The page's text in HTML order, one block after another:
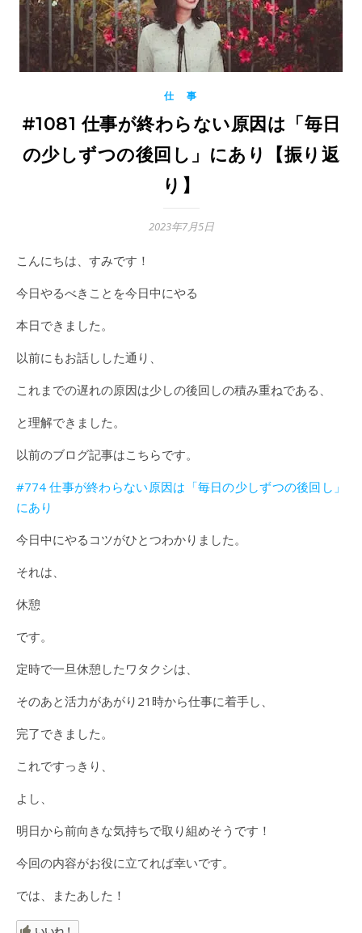
仕 事
#1081 仕事が終わらない原因は「毎日
の少しずつの後回し」にあり【振り返
り】
2023年7月5日
こんにちは、すみです！
今日やるべきことを今日中にやる
本日できました。
以前にもお話しした通り、
これまでの遅れの原因は少しの後回しの積み重ねである、
と理解できました。
以前のブログ記事はこちらです。
#774 仕事が終わらない原因は「毎日の少しずつの後回し」
にあり
今日中にやるコツがひとつわかりました。
それは、
休憩
です。
定時で一旦休憩したワタクシは、
そのあと活力があがり21時から仕事に着手し、
完了できました。
これですっきり、
よし、
明日から前向きな気持ちで取り組めそうです！
今回の内容がお役に立てれば幸いです。
では、またあした！